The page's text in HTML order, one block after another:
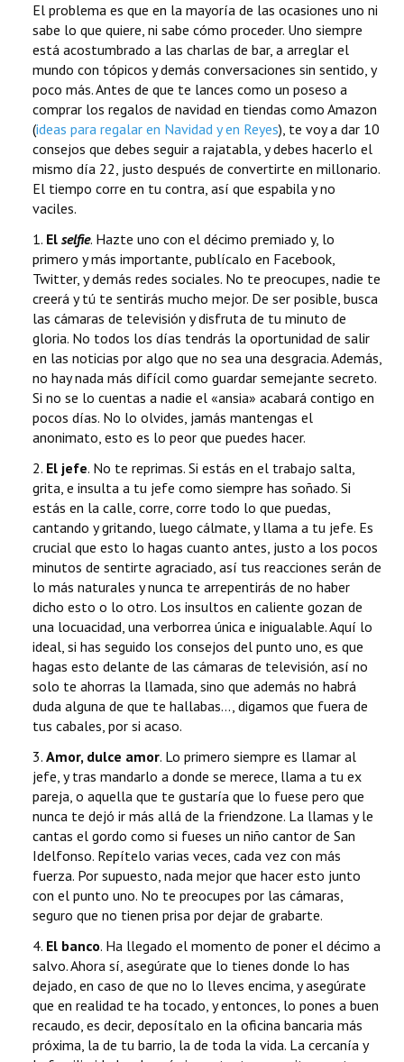
El problema es que en la mayoría de las ocasiones uno ni
sabe lo que quiere, ni sabe cómo proceder. Uno siempre
está acostumbrado a las charlas de bar, a arreglar el
mundo con tópicos y demás conversaciones sin sentido, y
poco más. Antes de que te lances como un poseso a
comprar los regalos de navidad en tiendas como Amazon
(ideas para regalar en Navidad y en Reyes), te voy a dar 10
consejos que debes seguir a rajatabla, y debes hacerlo el
mismo día 22, justo después de convertirte en millonario.
El tiempo corre en tu contra, así que espabila y no
vaciles.
1. El selfie. Hazte uno con el décimo premiado y, lo
primero y más importante, publícalo en Facebook,
Twitter, y demás redes sociales. No te preocupes, nadie te
creerá y tú te sentirás mucho mejor. De ser posible, busca
las cámaras de televisión y disfruta de tu minuto de
gloria. No todos los días tendrás la oportunidad de salir
en las noticias por algo que no sea una desgracia. Además,
no hay nada más difícil como guardar semejante secreto.
Si no se lo cuentas a nadie el «ansia» acabará contigo en
pocos días. No lo olvides, jamás mantengas el
anonimato, esto es lo peor que puedes hacer.
2. El jefe. No te reprimas. Si estás en el trabajo salta,
grita, e insulta a tu jefe como siempre has soñado. Si
estás en la calle, corre, corre todo lo que puedas,
cantando y gritando, luego cálmate, y llama a tu jefe. Es
crucial que esto lo hagas cuanto antes, justo a los pocos
minutos de sentirte agraciado, así tus reacciones serán de
lo más naturales y nunca te arrepentirás de no haber
dicho esto o lo otro. Los insultos en caliente gozan de
una locuacidad, una verborrea única e inigualable. Aquí lo
ideal, si has seguido los consejos del punto uno, es que
hagas esto delante de las cámaras de televisión, así no
solo te ahorras la llamada, sino que además no habrá
duda alguna de que te hallabas..., digamos que fuera de
tus cabales, por si acaso.
3. Amor, dulce amor. Lo primero siempre es llamar al
jefe, y tras mandarlo a donde se merece, llama a tu ex
pareja, o aquella que te gustaría que lo fuese pero que
nunca te dejó ir más allá de la friendzone. La llamas y le
cantas el gordo como si fueses un niño cantor de San
Idelfonso. Repítelo varias veces, cada vez con más
fuerza. Por supuesto, nada mejor que hacer esto junto
con el punto uno. No te preocupes por las cámaras,
seguro que no tienen prisa por dejar de grabarte.
4. El banco. Ha llegado el momento de poner el décimo a
salvo. Ahora sí, asegúrate que lo tienes donde lo has
dejado, en caso de que no lo lleves encima, y asegúrate
que en realidad te ha tocado, y entonces, lo pones a buen
recaudo, es decir, deposítalo en la oficina bancaria más
próxima, la de tu barrio, la de toda la vida. La cercanía y